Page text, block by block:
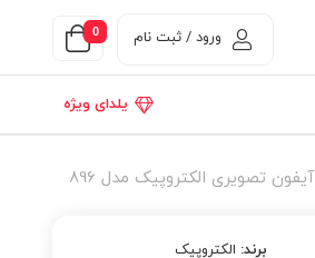
0 ورود / ثبت نام
یلدای ویژه
آیفون تصویری الکتروپیک مدل 896
برند: الکتروپیک